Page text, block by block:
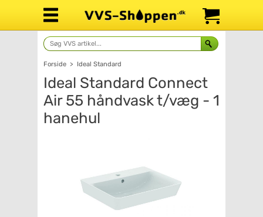
Forside > Ideal Standard
Ideal Standard Connect
Air 55 håndvask t/væg - 1
hanehul